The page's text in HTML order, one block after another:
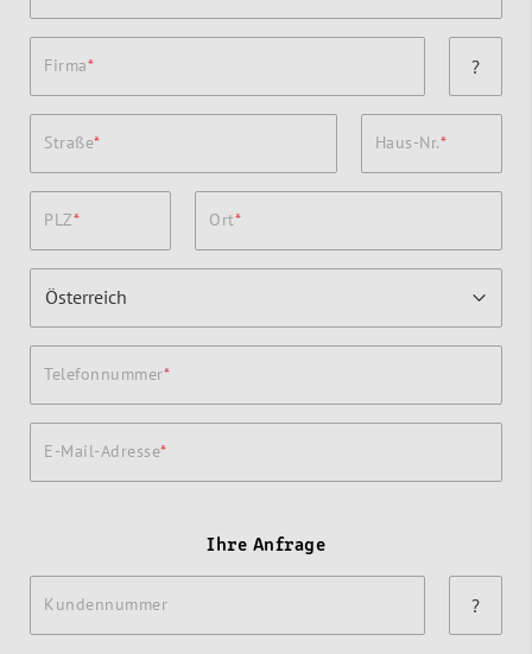
Firma ?
Straße Haus-Nr.
PLZ Ort
Telefonnummer
E-Mail-Adresse
Ihre Anfrage
Kundennummer ?